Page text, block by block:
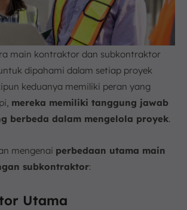
main kontraktor dan subkontraktor
dipahami dalam setiap proyek
keduanya memiliki peran yang
mereka memiliki tanggung jawab
berbeda dalam mengelola proyek.
mengenai perbedaan utama main
subkontraktor:
Utama